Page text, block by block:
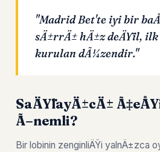
"Madrid Bet'te iyi bir
sÄ±rrÄ± hÄ±z deÄŸil,
kurulan dÃ¼zendir."
SaÄŸlayÄ±cÄ±
Ã–nemli?
Bir lobinin zenginliÄŸi yalnÄ±zca